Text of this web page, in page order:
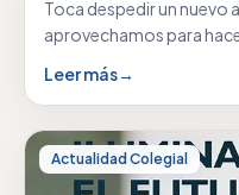
Toca despedir un nuevo
aprovechamos para
Leer más→
Actualidad Colegial